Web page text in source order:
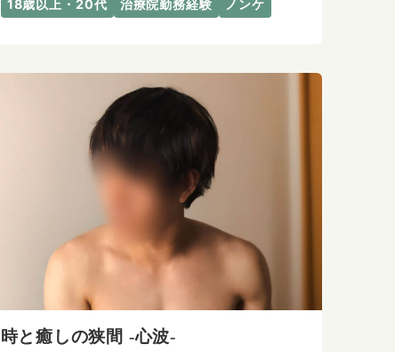
18歳以上・20代
治療院勤務経験 ノンケ
時と癒しの狭間 -心波-